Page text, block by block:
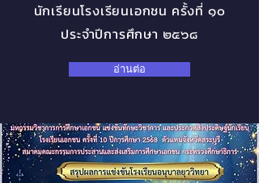
นักเรียนโรงเรียนเอกชน ครั้งที่ ๑๐
ประจำปีการศึกษา ๒๕๖๘
อ่านต่อ